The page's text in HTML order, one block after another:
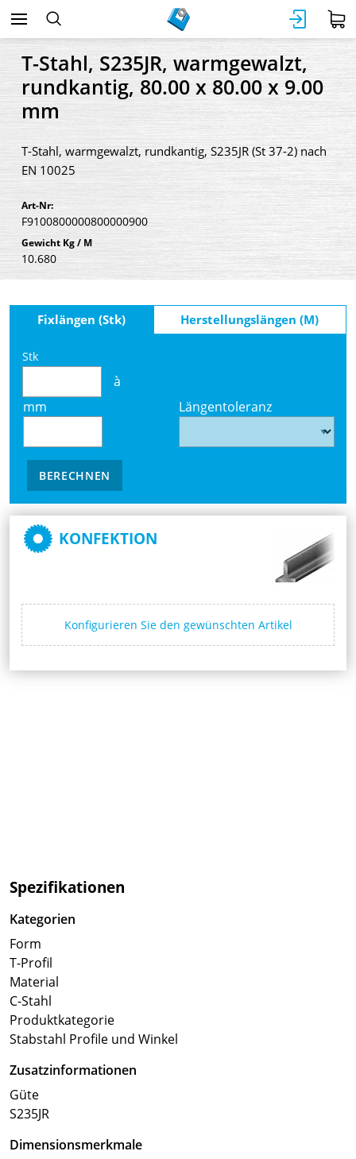
T-Stahl, S235JR, warmgewalzt,
rundkantig, 80.00 x 80.00 x 9.00
mm
T-Stahl, warmgewalzt, rundkantig, S235JR (St 37-2) nach
EN 10025
Art-Nr:
F9100800000800000900
Gewicht Kg / M
10.680
Fixlängen (Stk) Herstellungslängen (M)
Stk
à
mm
Längentoleranz
BERECHNEN
KONFEKTION
Konfigurieren Sie den gewünschten Artikel
Spezifikationen
Kategorien
Form
T-Profil
Material
C-Stahl
Produktkategorie
Stabstahl Profile und Winkel
Zusatzinformationen
Güte
S235JR
Dimensionsmerkmale